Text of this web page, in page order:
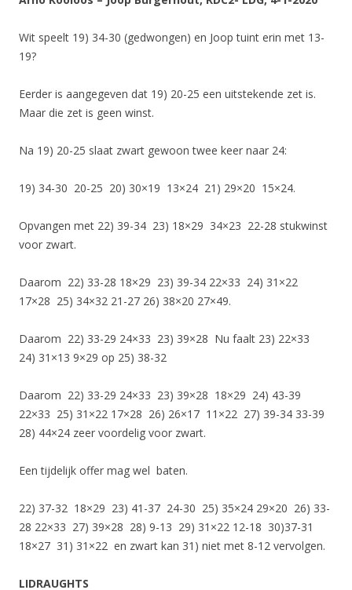
Wit speelt 19) 34-30 (gedwongen) en Joop tuint erin met 13-
19?
Eerder is aangegeven dat 19) 20-25 een uitstekende zet is.
Maar die zet is geen winst.
Na 19) 20-25 slaat zwart gewoon twee keer naar 24:
19) 34-30 20-25 20) 30×19 13×24 21) 29×20 15×24.
Opvangen met 22) 39-34 23) 18×29 34×23 22-28 stukwinst
voor zwart.
Daarom 22) 33-28 18×29 23) 39-34 22×33 24) 31×22
17×28 25) 34×32 21-27 26) 38×20 27×49.
Daarom 22) 33-29 24×33 23) 39×28 Nu faalt 23) 22×33
24) 31×13 9×29 op 25) 38-32
Daarom 22) 33-29 24×33 23) 39×28 18×29 24) 43-39
22×33 25) 31×22 17×28 26) 26×17 11×22 27) 39-34 33-39
28) 44×24 zeer voordelig voor zwart.
Een tijdelijk offer mag wel baten.
22) 37-32 18×29 23) 41-37 24-30 25) 35×24 29×20 26) 33-
28 22×33 27) 39×28 28) 9-13 29) 31×22 12-18 30)37-31
18×27 31) 31×22 en zwart kan 31) niet met 8-12 vervolgen.
LIDRAUGHTS